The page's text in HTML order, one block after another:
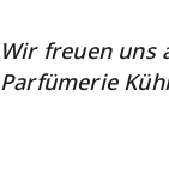
Wir freuen uns
Parfümerie